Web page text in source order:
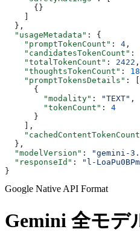
      {}
  },
  "usageMetadata"
: {
    "promptTokenCount"
: 4 ,
    "candidatesTokenCount"
:
    "totalTokenCount"
: 2422 ,
    "thoughtsTokenCount"
:
    "promptTokensDetails"
: [
      {
        "modality"
: "TEXT" ,
        "tokenCount"
: 4
      }
    ],
  },
  "modelVersion"
: "gemini-
  "responseId"
:
"l-
}
Google Native API Format
Gemini 全モデ